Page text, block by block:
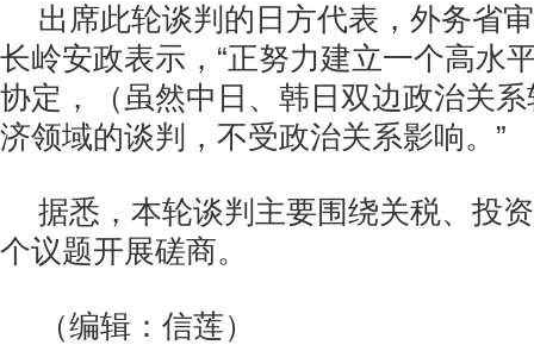
出席此轮谈判的日方代表，外务省
长岭安政表示，“正努力建立一个高水
协定，（虽然中日、韩日双边政治关
济领域的谈判，不受政治关系影响。”
据悉，本轮谈判主要围绕关税、投
个议题开展磋商。
（编辑：信莲）